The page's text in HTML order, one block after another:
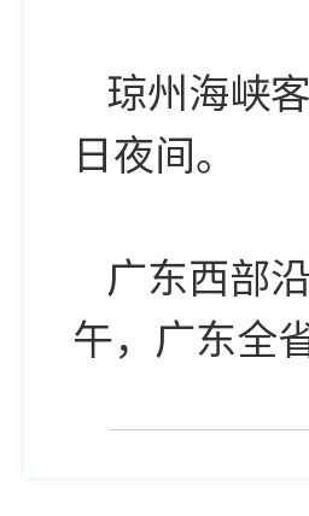
琼州海峡
日夜间。
广东西部
午，广东全